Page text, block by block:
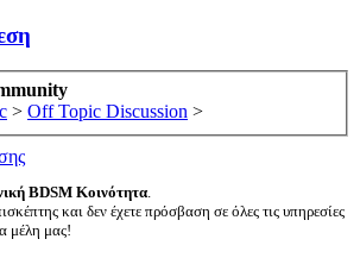
> Off Topic Discussion >
BDSM Κοινότητα.
και δεν έχετε πρόσβαση σε όλες τις υπηρεσίες
μέλη μας!